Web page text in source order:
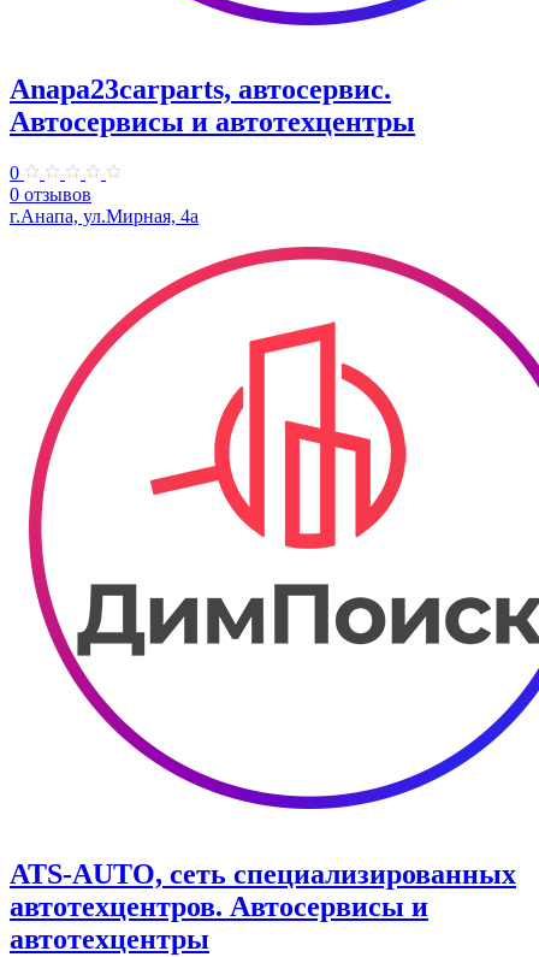
Anapa23carparts, автосервис.
Автосервисы и автотехцентры
0
0 отзывов
г.Анапа, ул.Мирная, 4а
ATS-AUTO, сеть специализированных
автотехцентров. Автосервисы и
автотехцентры